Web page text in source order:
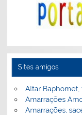
Sites amigos
Altar Baphomet,
Amarrações
Amarrações,